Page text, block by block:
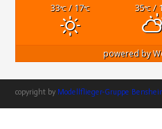
33°C/ 17°C 35°C/
powered by
copyright by Modellflieger-Gruppe